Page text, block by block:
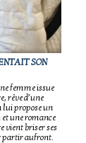
SON
femme issue
rêve d’une
lui propose un
et une romance
vient briser ses
partir aufront.